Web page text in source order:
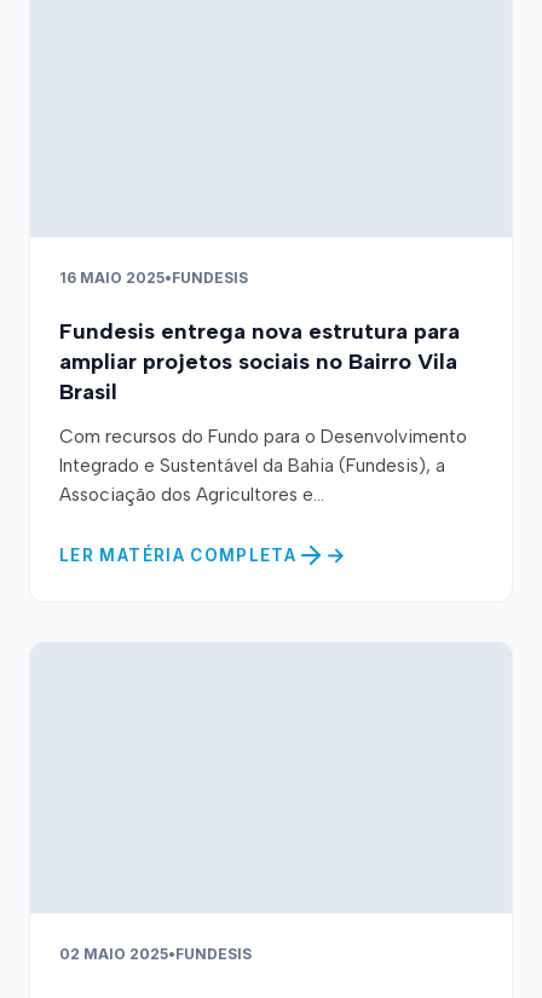
16 MAIO 2025•FUNDESIS
Fundesis entrega nova estrutura para
ampliar projetos sociais no Bairro Vila
Brasil
Com recursos do Fundo para o Desenvolvimento
Integrado e Sustentável da Bahia (Fundesis), a
Associação dos Agricultores e...
LER MATÉRIA COMPLETA
02 MAIO 2025•FUNDESIS